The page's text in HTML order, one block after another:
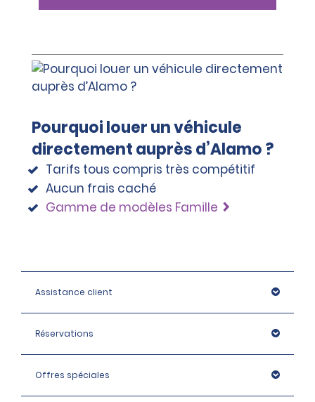
Pourquoi louer un véhicule
directement auprès d’Alamo ?
Tarifs tous compris très compétitif
Aucun frais caché
Gamme de modèles Famille
Assistance client
Réservations
Offres spéciales